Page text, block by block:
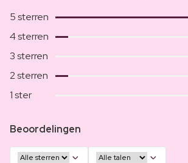
5 sterren
4 sterren
3 sterren
2 sterren
1 ster
Beoordelingen